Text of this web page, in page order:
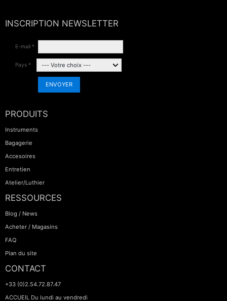
INSCRIPTION NEWSLETTER
E-mail *
Pays *
ENVOYER
PRODUITS
Instruments
Bagagerie
Accesoires
Entretien
Atelier/Luthier
RESSOURCES
Blog / News
Acheter / Magasins
FAQ
Plan du site
CONTACT
+33 (0)2.54.72.87.47
ACCUEIL Du lundi au vendredi